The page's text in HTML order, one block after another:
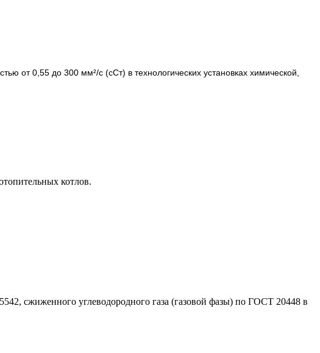
от 0,55 до 300 мм²/с (сСт) в технологических установках химической,
котлов.
сжиженного углеводородного газа (газовой фазы) по ГОСТ 20448 в